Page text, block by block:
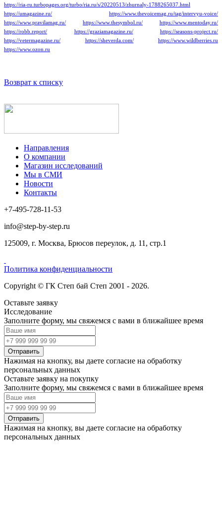
https://ria-ru.turbopages.org/turbo/ria.ru/s/20220513/zhurnaly-1788265037.html
https://umagazine.ru/
https://www.thevoicemag.ru/tag/intervyu-voice/
https://www.pravilamag.ru/
https://www.thesymbol.ru/
https://www.mentoday.ru/
https://robb.report/
https://graziamagazine.ru/
https://seasons-project.ru/
https://vetermagazine.ru/
https://sheverda.com/
https://www.wildberries.ru
https://www.ozon.ru
Возврат к списку
Направления
О компании
Магазин исследований
Мы в СМИ
Новости
Контакты
+7-495-728-11-53
info@step-by-step.ru
125009, г. Москва, Брюсов переулок, д. 11, стр.1
Политика конфиденциальности
Copyright © ГК Степ бай Степ 2001 - 2026.
Оставьте заявку
Исследование
Заполните форму, мы свяжемся с вами в ближайшее время
Отправить
Нажимая на кнопку, вы даете согласие на обработку
персональных данных
Оставьте заявку на покупку
Заполните форму, мы свяжемся с вами в ближайшее время
Отправить
Нажимая на кнопку, вы даете согласие на обработку
персональных данных